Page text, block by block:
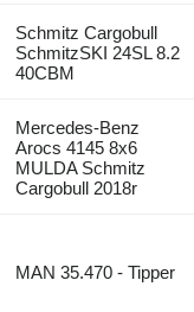
Schmitz Cargobull
SchmitzSKI 24SL 8.2
40CBM
Mercedes-Benz
Arocs 4145 8x6
MULDA Schmitz
Cargobull 2018r
MAN 35.470 - Tipper